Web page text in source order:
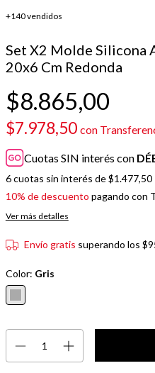
+140 vendidos
Set X2 Molde
20x6 Cm Redonda
$8.865,00
$7.978,50 con
Cuotas SIN interés con
6cuotas sin interés de$1.477,50
10% de descuento pagando con
Ver más detalles
Envío gratis superando los
Color: Gris